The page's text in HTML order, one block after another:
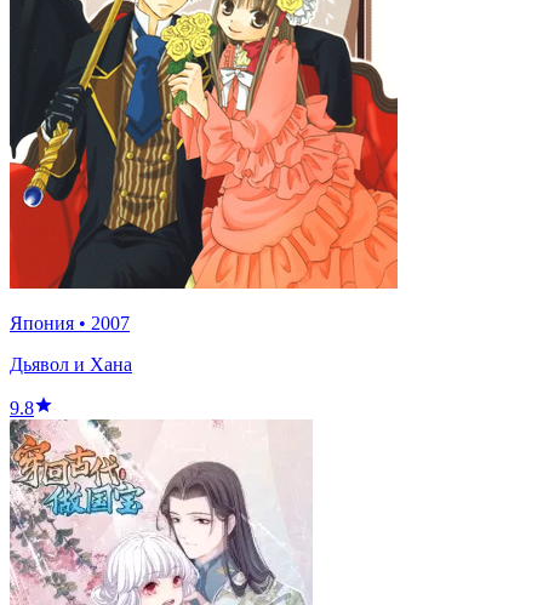
Япония • 2007
Дьявол и Хана
9.8